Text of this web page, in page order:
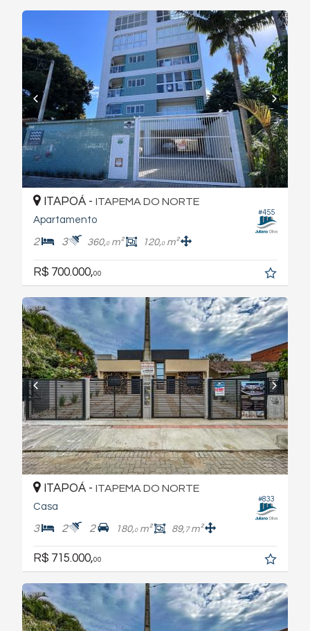
#455
ITAPOÁ - ITAPEMA DO NORTE
Apartamento
2 3 360,0m² 120,0m²
R$ 700.000,00
#833
ITAPOÁ - ITAPEMA DO NORTE
Casa
3 2 2 180,0m² 89,7m²
R$ 715.000,00